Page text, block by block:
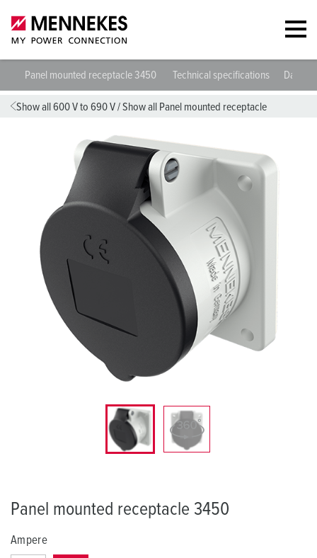
Panel mounted receptacle 3450 Technical specifications
Show all 600 V to 690 V/Show all Panel mounted receptacle
Panel mounted receptacle 3450
Ampere